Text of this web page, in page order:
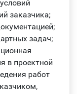
заказчика;
задач;
в проектной
работ